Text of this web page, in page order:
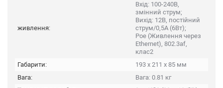
живлення:
Вхід: 100-240В,
змінний струм;
Вихід: 12В, постійний
струм/0,5A (6Вт);
Poe (Живлення через
Ethernet), 802.3af,
клас2
Габарити:
193 x 211 x 85 мм
Вага:
Вага: 0.81 кг